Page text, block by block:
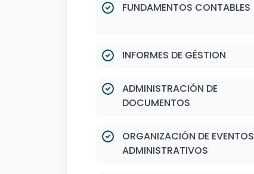
FUNDAMENTOS CONTABLES
INFORMES DE GÉSTION
ADMINISTRACIÓN DE
DOCUMENTOS
ORGANIZACIÓN DE EVENTOS
ADMINISTRATIVOS